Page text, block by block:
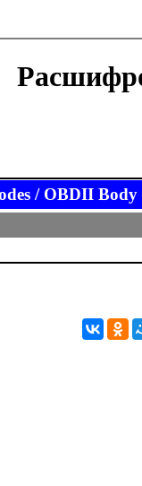
/ OBDII Body